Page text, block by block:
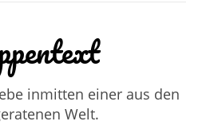
inmitten einer aus den
Welt.